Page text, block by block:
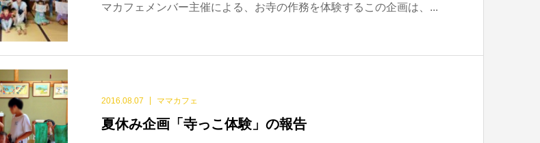
マカフェメンバー主催による、お寺の作務を体験するこの企画は、...
2016.08.07 ママカフェ
夏休み企画「寺っこ体験」の報告